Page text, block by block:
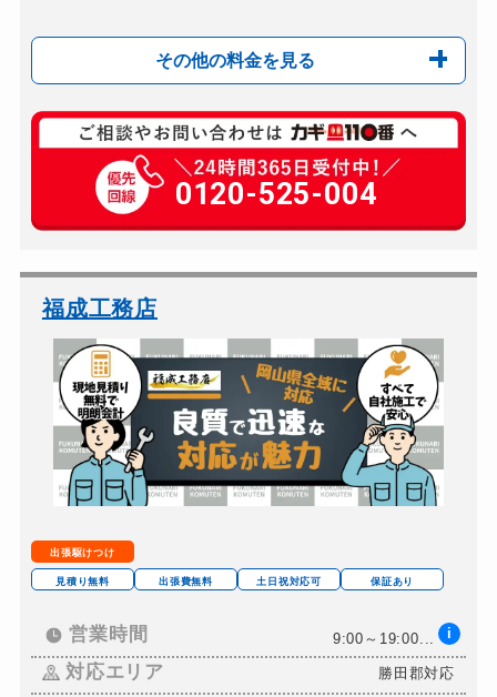
その他の料金を見る
玄関カギ修理 8,800円～(税込)
玄関カギ交換 16,500円～(税込)
車カギ開け 13,200円～(税込)
バイクカギ作成
スーツケースカギ開け 8,800円～(税込)
スーツケースカギ作成 別途お見積り
金庫カギ開け 別途お見積り
金庫カギ修理 別途お見積り
金庫カギ交換 別途お見積り
ドアノブカギ開け 室内錠11,000円～(...
ドアノブカギ交換 別途お見積り
0120-525-004
福成工務店
出張駆けつけ
見積り無料 出張費無料 土日祝対応可 保証あり
営業時間 9:00～19:00... i
対応エリア 勝田郡対応